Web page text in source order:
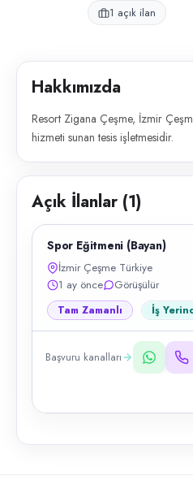
1 açık ilan
Hakkımızda
Resort Zigana Çeşme, İzmir
hizmeti sunan tesis işletmesidir.
Açık İlanlar (1)
Spor Eğitmeni (Bayan)
İzmir Çeşme Türkiye
1 ay önce
Görüşülür
Tam Zamanlı İş
Başvuru kanalları